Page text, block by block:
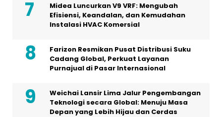
Midea Luncurkan V9 VRF: Mengubah
Efisiensi, Keandalan, dan Kemudahan
Instalasi HVAC Komersial
Farizon Resmikan Pusat Distribusi Suku
Cadang Global, Perkuat Layanan
Purnajual di Pasar Internasional
Weichai Lansir Lima Jalur Pengembangan
Teknologi secara Global: Menuju Masa
Depan yang Lebih Hijau dan Cerdas